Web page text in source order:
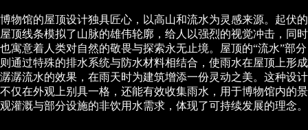
博物馆的屋顶设计独具匠心，以高山和流水为灵感来源。起伏的
屋顶线条模拟了山脉的雄伟轮廓，给人以强烈的视觉冲击，同时
也寓意着人类对自然的敬畏与探索永无止境。屋顶的“流水”部分
则通过特殊的排水系统与防水材料相结合，使雨水在屋顶上形成
潺潺流水的效果，在雨天时为建筑增添一份灵动之美。这种设计
不仅在外观上别具一格，还能有效收集雨水，用于博物馆内的景
观灌溉与部分设施的非饮用水需求，体现了可持续发展的理念。